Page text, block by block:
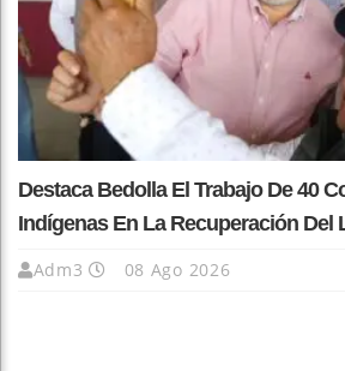
Destaca Bedolla El Trabajo De 40
Indígenas En La Recuperación Del
Adm3 08 Ago 2026